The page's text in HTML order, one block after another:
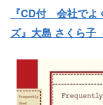
『CD付 会社で
ズ』大島 さくら